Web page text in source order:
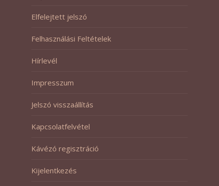
Elfelejtett jelszó
Felhasználási Feltételek
Hírlevél
Impresszum
Jelszó visszaállítás
Kapcsolatfelvétel
Kávézó regisztráció
Kijelentkezés